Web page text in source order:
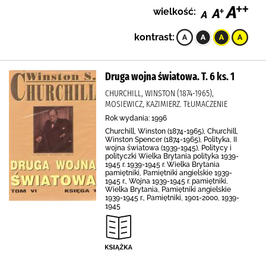
wielkość:
kontrast:
Druga wojna światowa. T. 6 ks. 1
CHURCHILL, WINSTON (1874-1965),
MOSIEWICZ, KAZIMIERZ. TŁUMACZENIE
Rok wydania: 1996
Churchill, Winston (1874-1965), Churchill,
Winston Spencer (1874-1965), Polityka, II
wojna światowa (1939-1945), Politycy i
polityczki Wielka Brytania polityka 1939-
1945 r. 1939-1945 r. Wielka Brytania
pamiętniki, Pamiętniki angielskie 1939-
1945 r., Wojna 1939-1945 r. pamiętniki,
Wielka Brytania, Pamiętniki angielskie
1939-1945 r., Pamiętniki, 1901-2000, 1939-
1945